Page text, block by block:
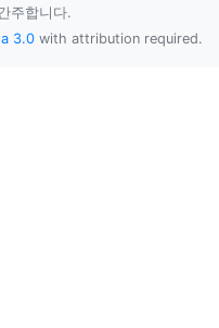
주합니다.
3.0 with attribution required.